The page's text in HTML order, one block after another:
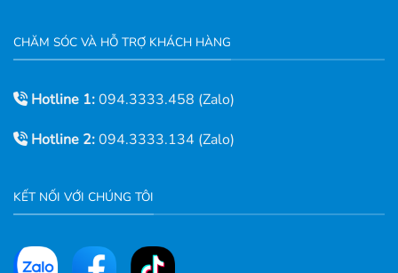
CHĂM SÓC VÀ HỖ TRỢ KHÁCH HÀNG
Hotline 1:094.3333.458 (Zalo)
Hotline 2:094.3333.134 (Zalo)
KẾT NỐI VỚI CHÚNG TÔI